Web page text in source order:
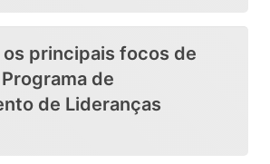
os principais focos de
de
de Lideranças